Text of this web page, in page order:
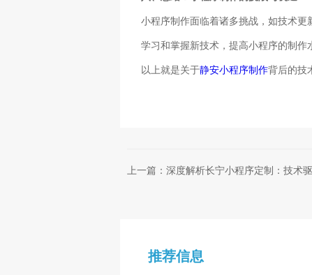
小程序制作面临着诸多挑战，如技术
学习和掌握新技术，提高小程序的制作
以上就是关于静安小程序制作背后的技
上一篇：深度解析长宁小程序定制：技术
推荐信息